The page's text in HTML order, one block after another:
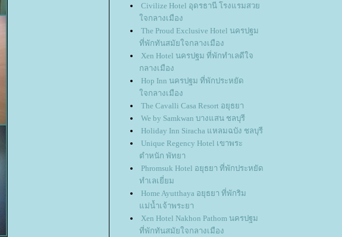
Civilize Hotel อุดรธานี โรงแรมสว
จกลางเมือง
The Proud Exclusive Hotel นครปฐม
ที่พักทันสมัยใจกลางเมือง
Xen Hotel นครปฐม ที่พักทำเลดีใจ
กลางเมือง
Hop Inn นครปฐม ที่พักประหยัด
จกลางเมือง
The Cavalli Casa Resort อยุธยา
We by Samkwan บางแสน ชลบุรี
Holiday Inn Siracha แหลมฉบัง ชลบุรี
Unique Regency Hotel เขาพระ
ตำหนัก พัทยา
Phromsuk Hotel อยุธยา ที่พักประหยัด
ทำเลเยี่ยม
Home Ayutthaya อยุธยา ที่พักริม
ม่น้ำเจ้าพระยา
Xen Hotel Nakhon Pathom นครปฐม
ที่พักทันสมัยใจกลางเมือง